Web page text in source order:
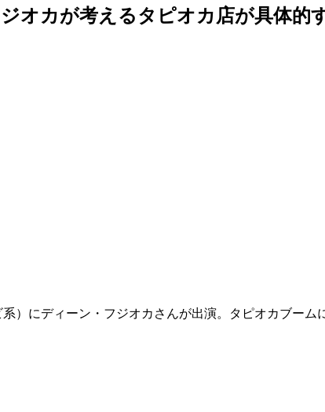
オカが考えるタピオカ店が具体的
）にディーン・フジオカさんが出演。タピオカブー